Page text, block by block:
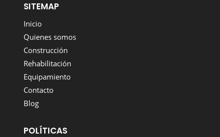
SITEMAP
Inicio
Quienes somos
Construcción
Rehabilitación
Equipamiento
Contacto
Blog
POLÍTICAS